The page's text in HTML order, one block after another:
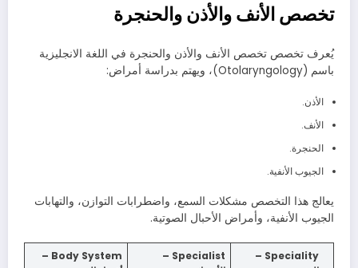
تخصص الأنف والأذن والحنجرة
يُعرف تخصص تخصص الأنف والأذن والحنجرة في اللغة الانجليزية
باسم (Otolaryngology)، ويهتم بدراسة أمراض:
الأذن.
الأنف.
الحنجرة.
الجيوب الأنفية.
يعالج هذا التخصص مشكلات السمع، واضطرابات التوازن، والتهابات
الجيوب الأنفية، وأمراض الأحبال الصوتية.
Speciality –
Specialist –
Body System –